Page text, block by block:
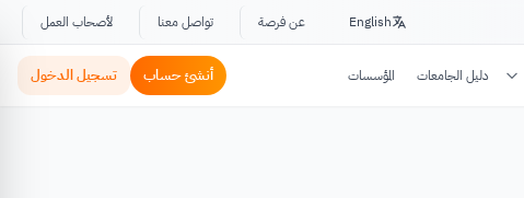
English عن فرصة تواصل معنا لأصحاب العمل
دليل الجامعات المؤسسات أنشئ حساب تسجيل الدخول